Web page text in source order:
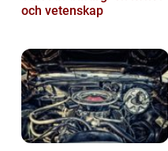
och vetenskap